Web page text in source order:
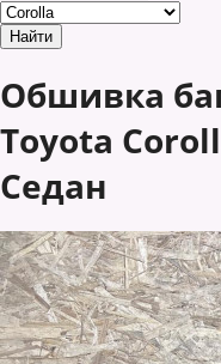
Обшивка
Toyota
Седан